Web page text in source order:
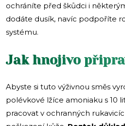
ochráníte před škůdci i
dodáte dusík, navíc podpoříte
systému.
Jak hnojivo
Abyste si tuto výživnou směs
polévkové lžíce amoniaku s 10
pracovat v ochranných